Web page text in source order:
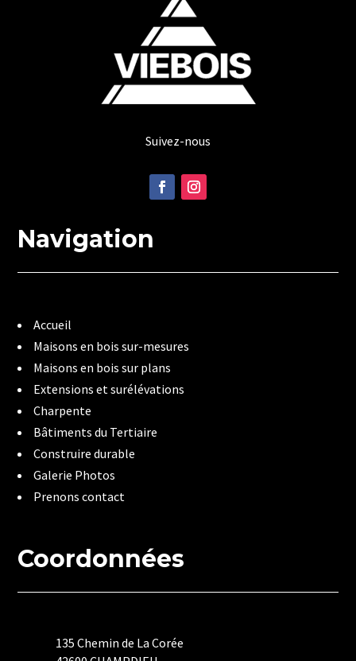
Suivez-nous
Navigation
Accueil
Maisons en bois sur-mesures
Maisons en bois sur plans
Extensions et surélévations
Charpente
Bâtiments du Tertiaire
Construire durable
Galerie Photos
Prenons contact
Coordonnées
135 Chemin de La Corée